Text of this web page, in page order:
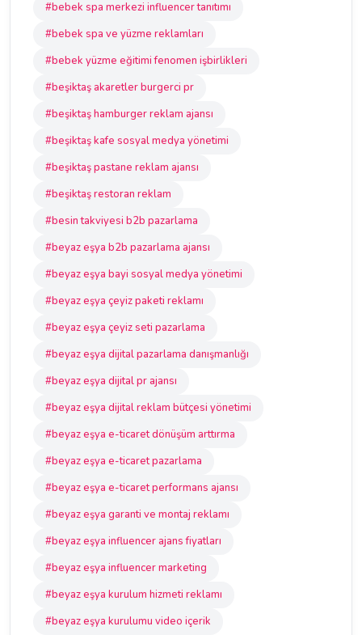
#bebek spa merkezi influencer tanıtımı
#bebek spa ve yüzme reklamları
#bebek yüzme eğitimi fenomen işbirlikleri
#beşiktaş akaretler burgerci pr
#beşiktaş hamburger reklam ajansı
#beşiktaş kafe sosyal medya yönetimi
#beşiktaş pastane reklam ajansı
#beşiktaş restoran reklam
#besin takviyesi b2b pazarlama
#beyaz eşya b2b pazarlama ajansı
#beyaz eşya bayi sosyal medya yönetimi
#beyaz eşya çeyiz paketi reklamı
#beyaz eşya çeyiz seti pazarlama
#beyaz eşya dijital pazarlama danışmanlığı
#beyaz eşya dijital pr ajansı
#beyaz eşya dijital reklam bütçesi yönetimi
#beyaz eşya e-ticaret dönüşüm arttırma
#beyaz eşya e-ticaret pazarlama
#beyaz eşya e-ticaret performans ajansı
#beyaz eşya garanti ve montaj reklamı
#beyaz eşya influencer ajans fiyatları
#beyaz eşya influencer marketing
#beyaz eşya kurulum hizmeti reklamı
#beyaz eşya kurulumu video içerik